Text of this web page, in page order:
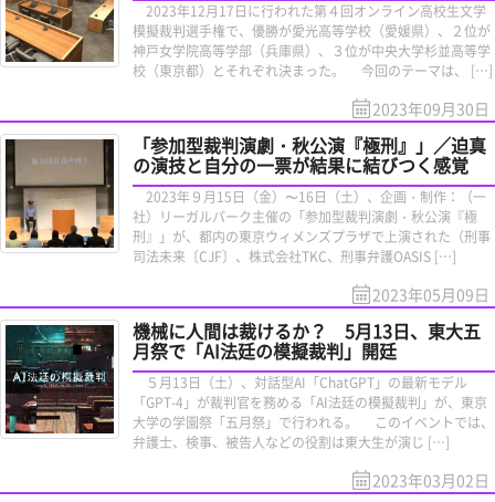
2023年12月17日に行われた第４回オンライン高校生文学
模擬裁判選手権で、優勝が愛光高等学校（愛媛県）、２位が
神戸女学院高等学部（兵庫県）、３位が中央大学杉並高等学
校（東京都）とそれぞれ決まった。 今回のテーマは、 […]
2023年09月30日
「参加型裁判演劇・秋公演『極刑』」／迫真
の演技と自分の一票が結果に結びつく感覚
2023年９月15日（金）〜16日（土）、企画・制作：（一
社）リーガルパーク主催の「参加型裁判演劇・秋公演『極
刑』」が、都内の東京ウィメンズプラザで上演された（刑事
司法未来〔CJF〕、株式会社TKC、刑事弁護OASIS […]
2023年05月09日
機械に人間は裁けるか？ 5月13日、東大五
月祭で「AI法廷の模擬裁判」開廷
５月13日（土）、対話型AI「ChatGPT」の最新モデル
「GPT-4」が裁判官を務める「AI法廷の模擬裁判」が、東京
大学の学園祭「五月祭」で行われる。 このイベントでは、
弁護士、検事、被告人などの役割は東大生が演じ […]
2023年03月02日